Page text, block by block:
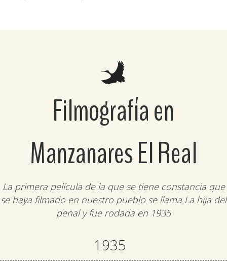
Filmografía en
Manzanares El Real
La primera película de la que se tiene constancia que
se haya filmado en nuestro pueblo se llama La hija del
penal y fue rodada en 1935
1935